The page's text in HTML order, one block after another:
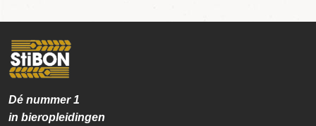
Dé nummer1
in bieropleidingen